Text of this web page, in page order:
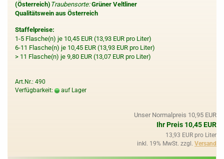
(Österreich) Traubensorte: Grüner Veltliner
Qualitätswein aus Österreich
Staffelpreise:
1-5 Flasche(n) je 10,45 EUR (13,93 EUR pro Liter)
6-11 Flasche(n) je 10,45 EUR (13,93 EUR pro Liter)
> 11 Flasche(n) je 9,80 EUR (13,07 EUR pro Liter)
Art.Nr.: 490
Verfügbarkeit:
auf Lager
Unser Normalpreis 10,95 EUR
Ihr Preis 10,45 EUR
13,93 EUR pro Liter
inkl. 19% MwSt. zzgl. Versand